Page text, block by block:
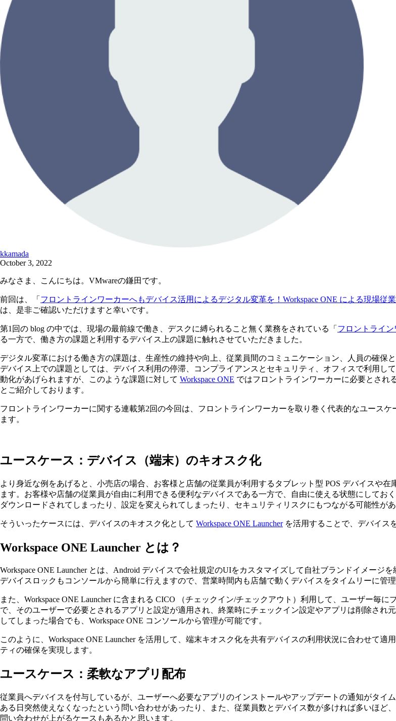
kkamada
October 3, 2022
みなさま、こんにちは。VMwareの鎌田です。
前回は、「 フロントラインワーカーへもデバイス活用によるデジタル変革を！Workspace ONE による現場従
は、是非ご確認いただけますと幸いです。
第1回の blog の中では、現場の最前線で働き、デスクに縛られること無く業務をされている「 フロントライン
る一方で、働き方の課題と利用するデバイス上の課題に触れさせていただきました。
デジタル変革における働き方の課題は、生産性の維持や向上、従業員間のコミュニケーション、人員の確
デバイス上での課題としては、デバイス利用の停滞、コンプライアンスとセキュリティ、オフィスで利用
動化があげられますが、このような課題に対して Workspace ONE ではフロントラインワーカーに必要とされ
とご紹介しております。
フロントラインワーカーに関する連載第2回の今回は、フロントラインワーカーを取り巻く代表的なユースケ
ます。
ユースケース：デバイス（端末）のキオスク化
より身近な例をあげると、小売店の場合、お客様と店舗の従業員が利用するタブレット型 POS デバイスや
ます。お客様や店舗の従業員が自由に利用できる便利なデバイスである一方で、自由に使える状態にして
ダウンロードされてしまったり、設定を変えられてしまったり、セキュリティリスクにもつながる可能性があ
そういったケースには、デバイスのキオスク化として Workspace ONE Launcherを活用することで、デバイス
Workspace ONE Launcher とは？
Workspace ONE Launcher とは、Android デバイスで会社規定のUIをカスタマイズして自社ブランドイメージ
デバイスロックもコンソールから簡単に行えますので、営業時間内も店舗で動くデバイスをタイムリーに管理
また、Workspace ONE Launcher に含まれる CICO （チェックイン/チェックアウト）利用して、ユーザー毎
で、そのユーザーで必要とされるアプリと設定が適用され、終業時にチェックイン設定やアプリは削除さ
してしまった場合でも、Workspace ONE コンソールから管理が可能です。
このように、Workspace ONE Launcher を活用して、端末キオスク化を共有デバイスの利用状況に合わせて
ティの確保を実現します。
ユースケース： 柔軟なアプリ配布
従業員へデバイスを付与しているが、ユーザーへ必要なアプリのインストールやアップデートの通知がタイ
ある日突然使えなくなったという問い合わせがあったり、また、従業員数とデバイス数が多ければ多いほど
問い合わせが上がるケースもあるかと思います。